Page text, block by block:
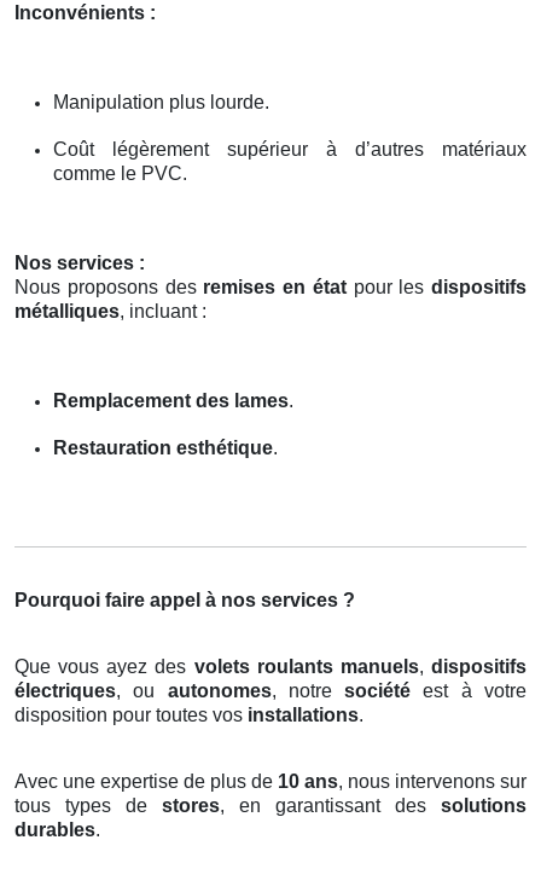
Inconvénients :
Manipulation plus lourde.
Coût légèrement supérieur à d’autres matériaux
comme le PVC.
Nos services :
Nous proposons des remises en étatpour les dispositifs
métalliques, incluant :
Remplacement des lames.
Restauration esthétique.
Pourquoi faire appel à nos services ?
Que vous ayez des volets roulants manuels,dispositifs
électriques, ou autonomes, notresociété est à votre
disposition pour toutes vos installations.
Avec une expertise de plus de 10 ans, nous intervenons sur
tous types de stores, en garantissant des solutions
durables.